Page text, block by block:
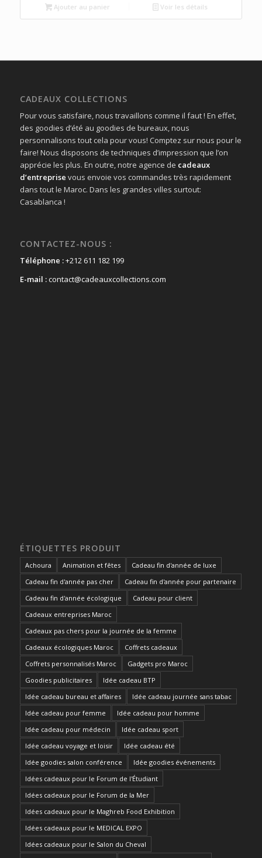
était :
د.م.420.00.
د.م.400.00.
Ajouter au panier Voir les détails
CADEAUX COLLECTIONS
Pour vous satisfaire, nous travaillons comme il faut ! En effet,
des goodies d’été au goodies de bureaux, nous
personnalisons tout cela pour vous! Comptez sur nous pour le
faire! Nous disposons de techniques d’impression que l’on
apprécie les plus. En outre, notre agence de cadeaux
d’entreprise vous envoie vos commandes très rapidement
dans tout le Maroc. Dans les grandes villes surtout:
Casablanca !
CONTACTEZ-NOUS :
Téléphone :+212 611 182 199
E-mail :contact@cadeauxcollections.com
ÉTIQUETTES PRODUIT
Achoura Animation et fêtes
Cadeau fin d'année de luxe
Cadeau fin d'année pas cher
Cadeau fin d'année pour partenaire
Cadeau fin d'année écologique
Cadeau pour client
Cadeaux entreprises Maroc
Cadeaux pas chers pour la journée de la femme
Cadeaux écologiques Maroc
Coffrets cadeaux
Coffrets personnalisés Maroc
Gadgets pro Maroc
Goodies publicitaires
Idée cadeau BTP
Idée cadeau bureau et affaires
Idée cadeau journée sans tabac
Idée cadeau pour femme
Idée cadeau pour homme
Idée cadeau pour médecin
Idée cadeau sport
Idée cadeau voyage et loisir
Idée cadeau été
Idée goodies salon conférence
Idée goodies événements
Idées cadeaux pour le Forum de l'Étudiant
Idées cadeaux pour le Forum de la Mer
Idées cadeaux pour le Maghreb Food Exhibition
Idées cadeaux pour le MEDICAL EXPO
Idées cadeaux pour le Salon du Cheval